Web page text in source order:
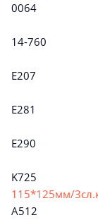
14-
115*125мм/